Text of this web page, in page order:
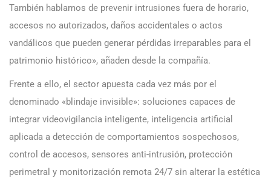
También hablamos de prevenir intrusiones fuera de horario,
accesos no autorizados, daños accidentales o actos
vandálicos que pueden generar pérdidas irreparables para el
patrimonio histórico», añaden desde la compañía.
Frente a ello, el sector apuesta cada vez más por el
denominado «blindaje invisible»: soluciones capaces de
integrar videovigilancia inteligente, inteligencia artificial
aplicada a detección de comportamientos sospechosos,
control de accesos, sensores anti-intrusión, protección
perimetral y monitorización remota 24/7 sin alterar la estética